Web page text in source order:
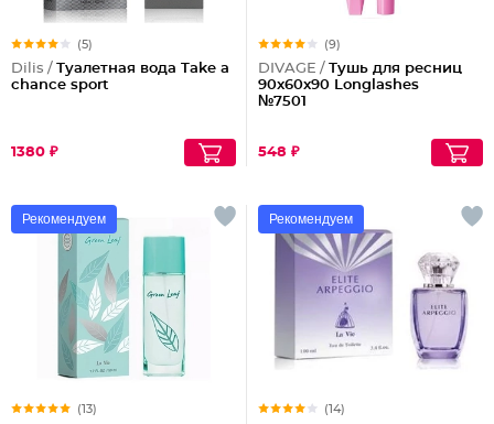
(5)
Dilis / Туалетная вода Take a
chance sport
1380 ₽
(9)
DIVAGE / Тушь для ресниц
90x60x90 Longlashes
№7501
548 ₽
Рекомендуем
(13)
Рекомендуем
(14)